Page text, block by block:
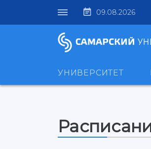
09.08.2026
УНИВЕРСИТЕТ